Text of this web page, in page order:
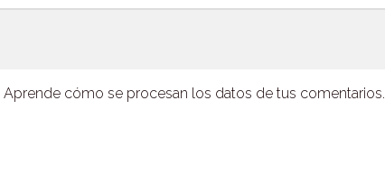
Aprende cómo se procesan los datos de tus comentarios.